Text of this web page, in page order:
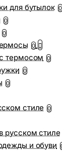
для бутылок 0
0
0
0
термосом 0
0
0
стиле 0
русском стиле
и обуви